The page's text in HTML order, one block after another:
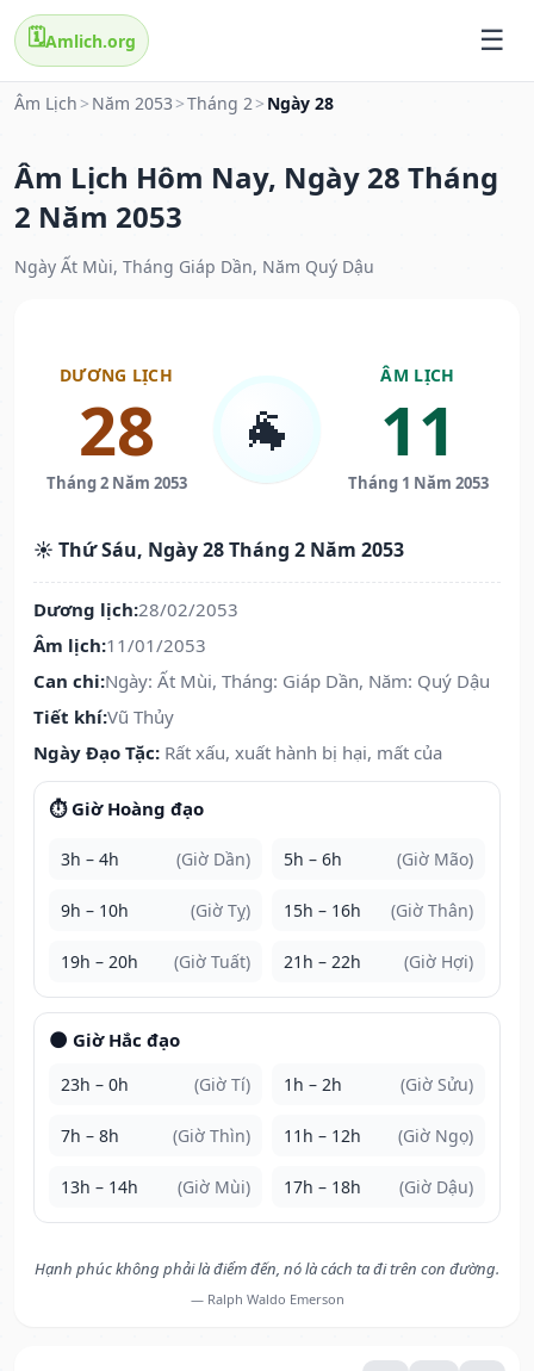
🗓️Amlich.org
Âm Lịch > Năm 2053 >Tháng 2> Ngày 28
Âm Lịch Hôm Nay, Ngày 28 Tháng
2 Năm 2053
Ngày Ất Mùi, Tháng Giáp Dần, Năm Quý Dậu
DƯƠNG LỊCH
28
Tháng 2 Năm 2053
🐐
ÂM LỊCH
11
Tháng 1 Năm 2053
☀️ Thứ Sáu, Ngày 28 Tháng 2 Năm 2053
Dương lịch:28/02/2053
Âm lịch:11/01/2053
Can chi:Ngày: Ất Mùi, Tháng: Giáp Dần, Năm: Quý Dậu
Tiết khí:Vũ Thủy
Ngày Đạo Tặc: Rất xấu, xuất hành bị hại, mất của
⏱️ Giờ Hoàng đạo
3h – 4h (Giờ Dần) 5h – 6h (Giờ Mão)
9h – 10h (Giờ Tỵ) 15h – 16h (Giờ Thân)
19h – 20h (Giờ Tuất) 21h – 22h (Giờ Hợi)
🌑 Giờ Hắc đạo
23h – 0h (Giờ Tí) 1h – 2h (Giờ Sửu)
7h – 8h (Giờ Thìn) 11h – 12h (Giờ Ngọ)
13h – 14h (Giờ Mùi) 17h – 18h (Giờ Dậu)
Hạnh phúc không phải là điểm đến, nó là cách ta đi trên con đường.
— Ralph Waldo Emerson